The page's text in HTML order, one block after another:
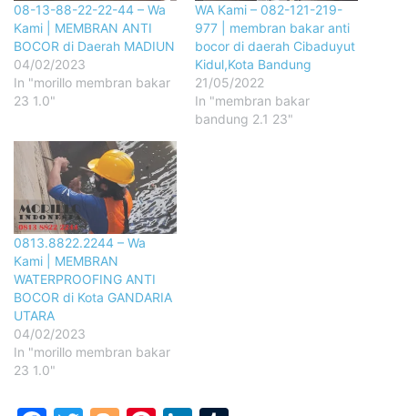
08-13-88-22-22-44 – Wa
Kami | MEMBRAN ANTI
BOCOR di Daerah MADIUN
04/02/2023
In "morillo membran bakar
23 1.0"
WA Kami – 082-121-219-
977 | membran bakar anti
bocor di daerah Cibaduyut
Kidul,Kota Bandung
21/05/2022
In "membran bakar
bandung 2.1 23"
0813.8822.2244 – Wa
Kami | MEMBRAN
WATERPROOFING ANTI
BOCOR di Kota GANDARIA
UTARA
04/02/2023
In "morillo membran bakar
23 1.0"